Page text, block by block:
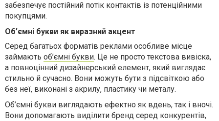
забезпечує постійний потік контактів із потенційними
покупцями.
Об’ємні букви як виразний акцент
Серед багатьох форматів реклами особливе місце
займають об’ємні букви. Це не просто текстова вивіска,
а повноцінний дизайнерський елемент, який виглядає
стильно й сучасно. Вони можуть бути з підсвіткою або
без неї, виконані з акрилу, пластику чи металу.
Об’ємні букви виглядають ефектно як вдень, так і вночі.
Вони допомагають виділити бренд серед конкурентів,